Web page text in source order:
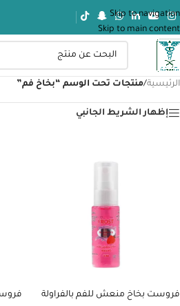
Skip to navigation
Skip to main content
الرئيسية/منتجات تحت الوسم “بخاخ فم”
إظهار الشريط الجانبي
فروست بخاخ منعش للفم بالفراولة